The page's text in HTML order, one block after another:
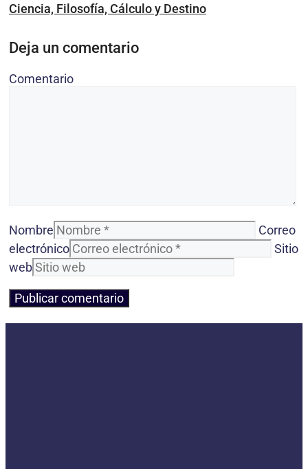
Ciencia, Filosofía, Cálculo y Destino
Deja un comentario
Comentario
Nombre
Correo
electrónico
Sitio
web